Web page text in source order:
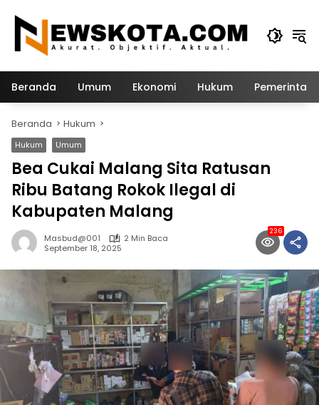
konten
Beranda Umum Ekonomi Hukum
Beranda Hukum
Hukum Umum
Bea Cukai Malang Sita Ratusan
Ribu Batang Rokok Ilegal di
Kabupaten Malang
Masbud@001
2 Min Baca
September 18, 2025
236